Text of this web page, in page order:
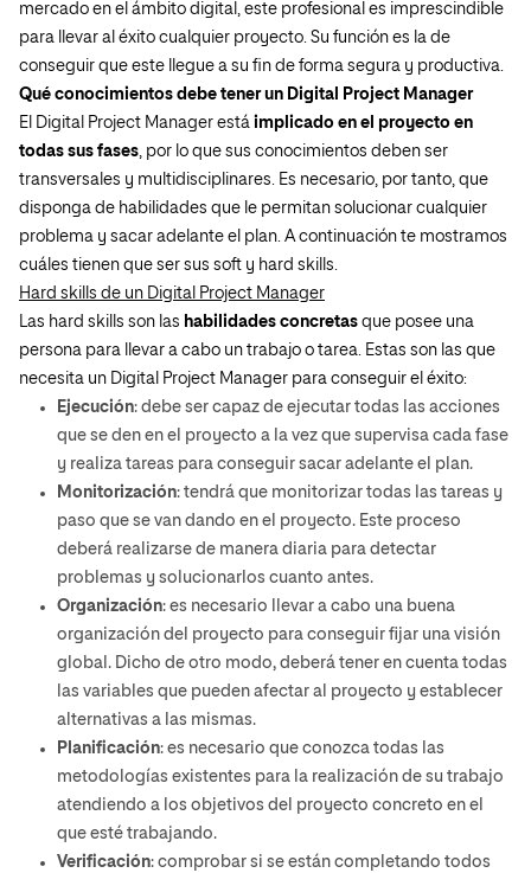
mercado en el ámbito digital, este profesional es imprescindible
para llevar al éxito cualquier proyecto. Su función es la de
conseguir que este llegue a su fin de forma segura y productiva.
Qué conocimientos debe tener un Digital Project Manager
El Digital Project Manager está implicado en el proyecto en
todas sus fases, por lo que sus conocimientos deben ser
transversales y multidisciplinares. Es necesario, por tanto, que
disponga de habilidades que le permitan solucionar cualquier
problema y sacar adelante el plan. A continuación te mostramos
cuáles tienen que ser sus soft y hard skills.
Hard skills de un Digital Project Manager
Las hard skills son las habilidades concretas que posee una
persona para llevar a cabo un trabajo o tarea. Estas son las que
necesita un Digital Project Manager para conseguir el éxito:
Ejecución: debe ser capaz de ejecutar todas las acciones
que se den en el proyecto a la vez que supervisa cada fase
y realiza tareas para conseguir sacar adelante el plan.
Monitorización: tendrá que monitorizar todas las tareas y
paso que se van dando en el proyecto. Este proceso
deberá realizarse de manera diaria para detectar
problemas y solucionarlos cuanto antes.
Organización: es necesario llevar a cabo una buena
organización del proyecto para conseguir fijar una visión
global. Dicho de otro modo, deberá tener en cuenta todas
las variables que pueden afectar al proyecto y establecer
alternativas a las mismas.
Planificación: es necesario que conozca todas las
metodologías existentes para la realización de su trabajo
atendiendo a los objetivos del proyecto concreto en el
que esté trabajando.
Verificación: comprobar si se están completando todos